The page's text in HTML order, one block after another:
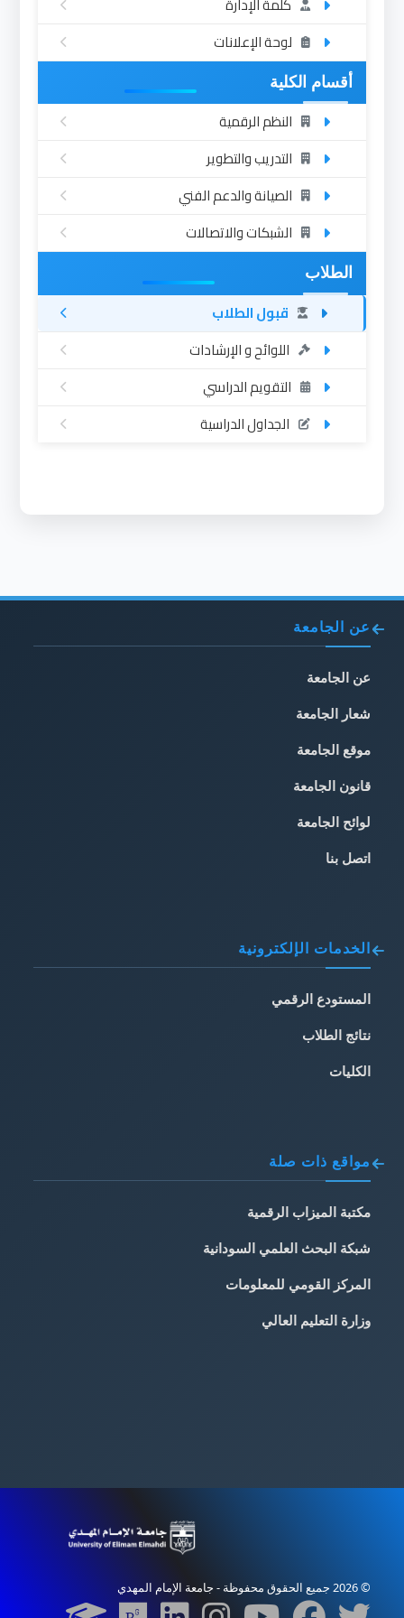
لوحة الإعلانات
أقسام الكلية
النظم الرقمية
التدريب والتطوير
الصيانة والدعم الفني
الشبكات والاتصالات
الطلاب
قبول الطلاب
اللوائح و الإرشادات
التقويم الدراسي
الجداول الدراسية
عن الجامعة
عن الجامعة
شعار الجامعة
موقع الجامعة
قانون الجامعة
لوائح الجامعة
اتصل بنا
الخدمات الإلكترونية
المستودع الرقمي
نتائج الطلاب
الكليات
مواقع ذات صلة
مكتبة الميزاب الرقمية
شبكة البحث العلمي السودانية
المركز القومي للمعلومات
وزارة التعليم العالي
© 2026 جميع الحقوق محفوظة - جامعة الإمام المهدي